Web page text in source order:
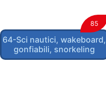
64-Sci nautici, wakeboard,
gonfiabili, snorkeling
85